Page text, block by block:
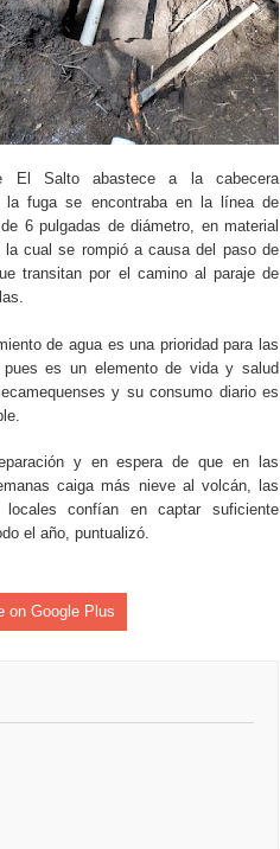
El Salto abastece a la cabecera
la fuga se encontraba en la línea de
6 pulgadas de diámetro, en material
la cual se rompió a causa del paso de
transitan por el camino al paraje de
de agua es una prioridad para las
pues es un elemento de vida y salud
y su consumo diario es
y en espera de que en las
caiga más nieve al volcán, las
locales confían en captar suficiente
el año, puntualizó.
on Google Plus